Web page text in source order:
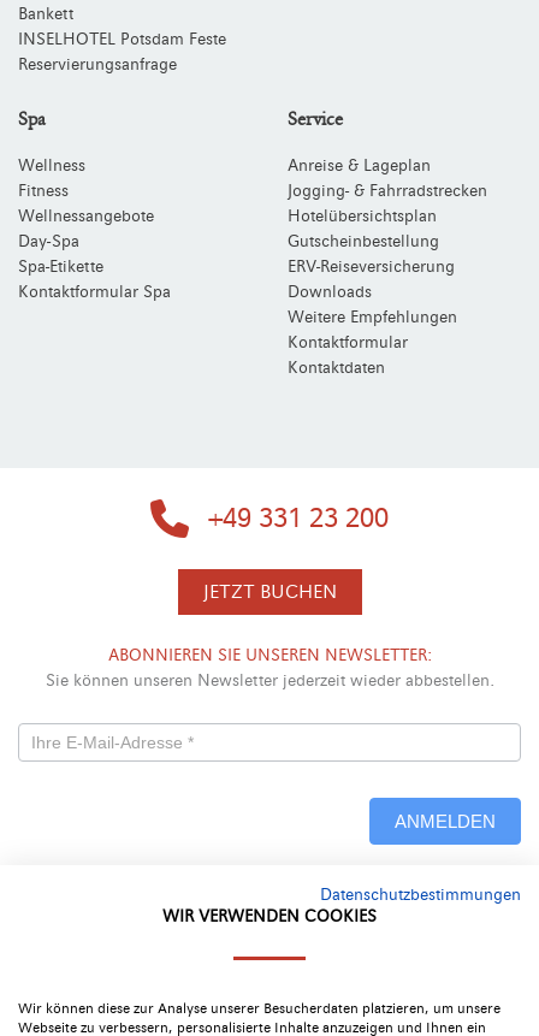
Bankett
INSELHOTEL Potsdam Feste
Reservierungsanfrage
Spa
Wellness
Fitness
Wellnessangebote
Day-Spa
Spa-Etikette
Kontaktformular Spa
Service
Anreise & Lageplan
Jogging- & Fahrradstrecken
Hotelübersichtsplan
Gutscheinbestellung
ERV-Reiseversicherung
Downloads
Weitere Empfehlungen
Kontaktformular
Kontaktdaten
+49 331 23 200
JETZT BUCHEN
ABONNIEREN SIE UNSEREN NEWSLETTER:
Sie können unseren Newsletter jederzeit wieder abbestellen.
Newsletterformular
ANMELDEN
4.4
Datenschutzbestimmungen
WIR VERWENDEN COOKIES
Wir können diese zur Analyse unserer Besucherdaten platzieren, um unsere
Webseite zu verbessern, personalisierte Inhalte anzuzeigen und Ihnen ein